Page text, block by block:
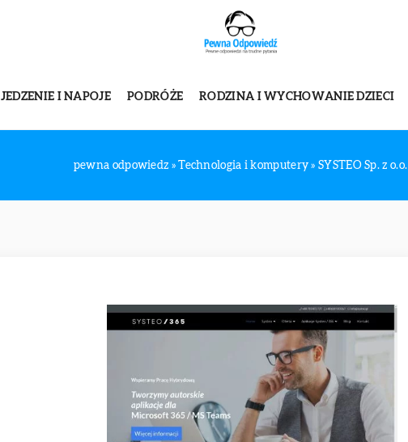
JEDZENIE I NAPOJE PODRÓŻE RODZINA I WYCHOWANIE DZIECI
pewna odpowiedz »Technologia i komputery »SYSTEO Sp. z o.o.